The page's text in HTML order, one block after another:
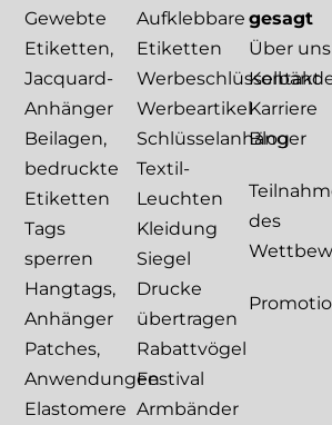
Gewebte
Etiketten,
Jacquard-
Anhänger
Beilagen,
bedruckte
Etiketten
Tags
sperren
Hangtags,
Anhänger
Patches,
Anwendungen
Elastomere
Aufklebbare
Etiketten
Werbeartikel
Schlüsselanhänger
Textil-
Leuchten
Kleidung
Siegel
Drucke
übertragen
Rabattvögel
Festival
Armbänder
gesagt
Über uns
Kontakt
Karriere
Blog
des